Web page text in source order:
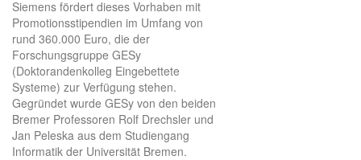
Siemens fördert dieses Vorhaben mit
Promotionsstipendien im Umfang von
rund 360.000 Euro, die der
Forschungsgruppe GESy
(Doktorandenkolleg Eingebettete
Systeme) zur Verfügung stehen.
Gegründet wurde GESy von den beiden
Bremer Professoren Rolf Drechsler und
Jan Peleska aus dem Studiengang
Informatik der Universität Bremen.